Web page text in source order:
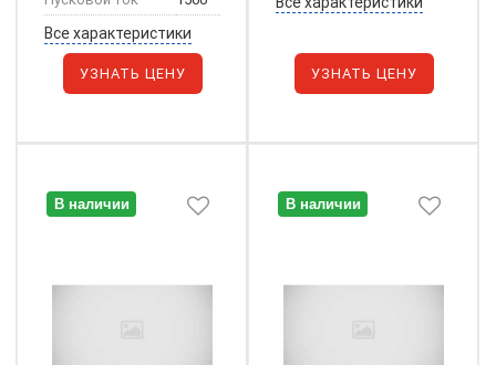
Все характеристики
УЗНАТЬ ЦЕНУ УЗНАТЬ ЦЕНУ
В наличии В наличии